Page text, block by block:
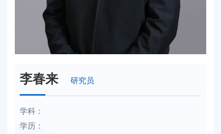
李春来 研究员
学科：
学历：